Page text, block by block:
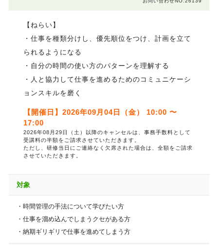
【ねらい】
・仕事を種類分けし、優先順位をつけ、計画を立て
られるようになる
・自分の時間の使い方のパターンを理解する
・人と協力して仕事を進めるためのコミュニケーシ
ョンスキルを磨く
【開催日】2026年09月04日（金） 10:00 〜
17:00
2026年08月29日（土）以降のキャンセルは、事務手数料として
受講料の半額をご請求させていただきます。
ただし、研修当日にご連絡なく欠席された場合は、全額をご請求
させていただきます。
対象
・時間管理の手法について学びたい方
・仕事を溜め込んでしまうクセがある方
・納期ギリギリで仕事を進めてしまう方